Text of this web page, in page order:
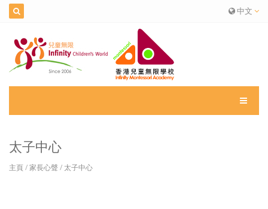
中文
太子中心
主頁/家長心聲 / 太子中心